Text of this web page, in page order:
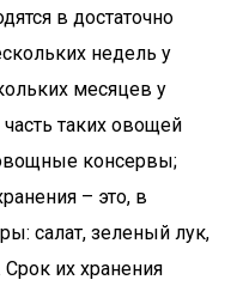
в достаточно
недель у
месяцев у
таких овощей
консервы;
– это, в
салат, зеленый лук,
их хранения